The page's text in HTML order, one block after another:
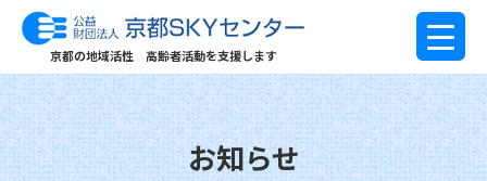
京都の地域活性 高齢者活動を支援します
お知らせ